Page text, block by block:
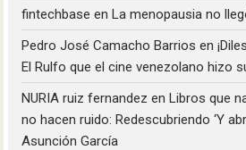
fintechbase enLa menopausia no
Pedro José Camacho Barrios en
El Rulfo que el cine venezolano hizo
NURIA ruiz fernandez enLibros que
no hacen ruido: Redescubriendo ‘Y
Asunción García